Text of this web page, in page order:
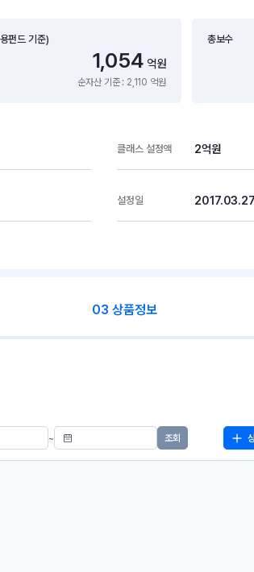
펀드 기준)
1,054 억원
순자산 기준 : 2,110 억원
총보수
클래스 설정액 2억원
설정일 2017.03.27
03 상품정보
~ 조회